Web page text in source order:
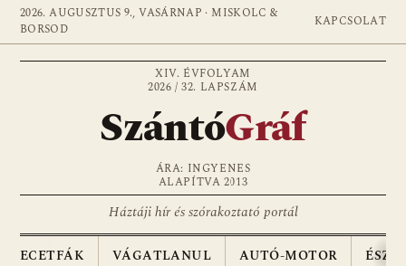
2026. AUGUSZTUS 9., VASÁRNAP · MISKOLC &
BORSOD
KAPCSOLAT
XIV. ÉVFOLYAM
2026 / 32. LAPSZÁM
SzántóGráf
ÁRA: INGYENES
ALAPÍTVA 2013
Háztáji hír és szórakoztató portál
ECETFÁK VÁGATLANUL AUTÓ-MOTOR